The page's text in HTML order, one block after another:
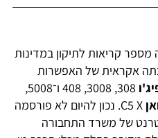
קריאות לתיקון במדינות
אקראית של האפשרות
C5 X. נכון להיום לא פורסמה
של משרד התחבורה